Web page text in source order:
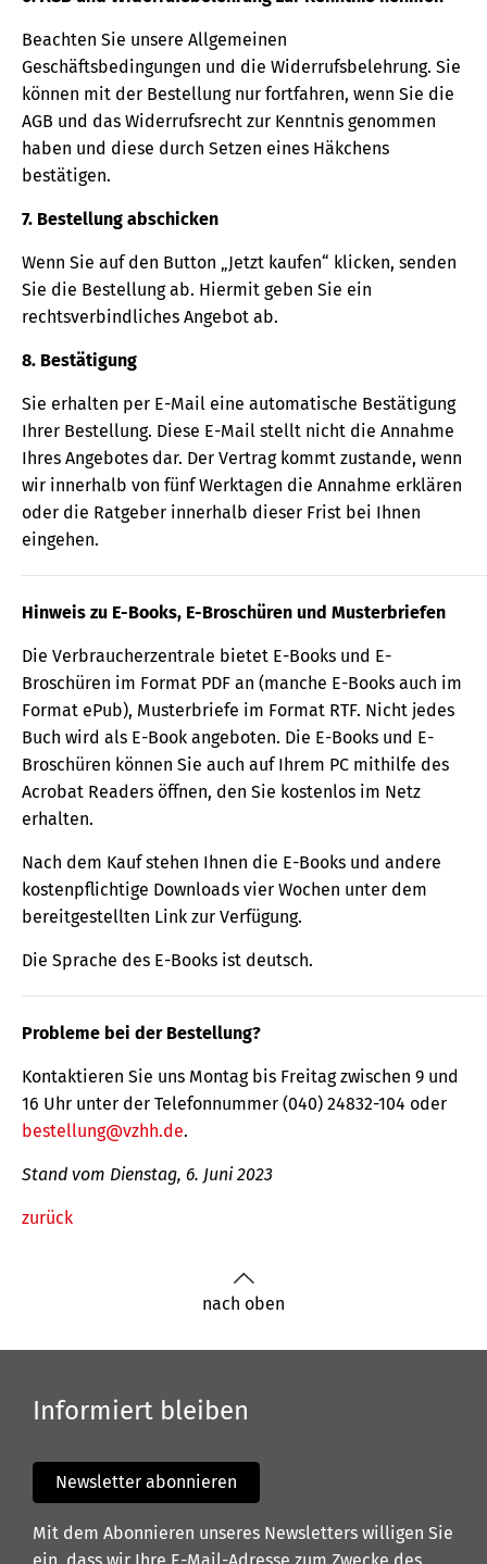
Beachten Sie unsere Allgemeinen
Geschäftsbedingungen und die Widerrufsbelehrung. Sie
können mit der Bestellung nur fortfahren, wenn Sie die
AGB und das Widerrufsrecht zur Kenntnis genommen
haben und diese durch Setzen eines Häkchens
bestätigen.
7. Bestellung abschicken
Wenn Sie auf den Button „Jetzt kaufen“ klicken, senden
Sie die Bestellung ab. Hiermit geben Sie ein
rechtsverbindliches Angebot ab.
8. Bestätigung
Sie erhalten per E-Mail eine automatische Bestätigung
Ihrer Bestellung. Diese E-Mail stellt nicht die Annahme
Ihres Angebotes dar. Der Vertrag kommt zustande, wenn
wir innerhalb von fünf Werktagen die Annahme erklären
oder die Ratgeber innerhalb dieser Frist bei Ihnen
eingehen.
Hinweis zu E-Books, E-Broschüren und Musterbriefen
Die Verbraucherzentrale bietet E-Books und E-
Broschüren im Format PDF an (manche E-Books auch im
Format ePub), Musterbriefe im Format RTF. Nicht jedes
Buch wird als E-Book angeboten. Die E-Books und E-
Broschüren können Sie auch auf Ihrem PC mithilfe des
Acrobat Readers öffnen, den Sie kostenlos im Netz
erhalten.
Nach dem Kauf stehen Ihnen die E-Books und andere
kostenpflichtige Downloads vier Wochen unter dem
bereitgestellten Link zur Verfügung.
Die Sprache des E-Books ist deutsch.
Probleme bei der Bestellung?
Kontaktieren Sie uns Montag bis Freitag zwischen 9 und
16 Uhr unter der Telefonnummer (040) 24832-104 oder
bestellung@vzhh.de.
Stand vom Dienstag, 6. Juni 2023
zurück
nach oben
Informiert bleiben
Newsletter abonnieren
Mit dem Abonnieren unseres Newsletters willigen Sie